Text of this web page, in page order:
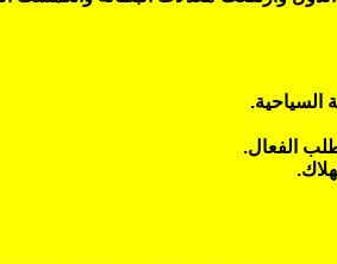
السياحية.
الفعال.